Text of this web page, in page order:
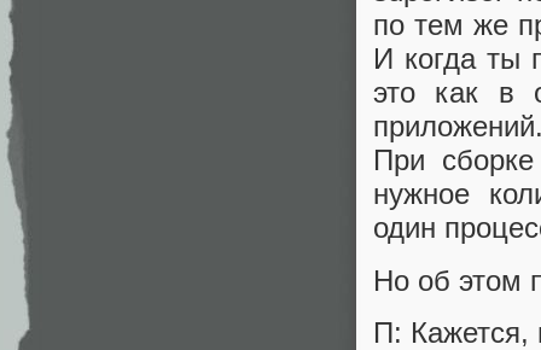
по тем же
И когда ты
это как в
При
нужное
один
Но об этом
П: Кажется,